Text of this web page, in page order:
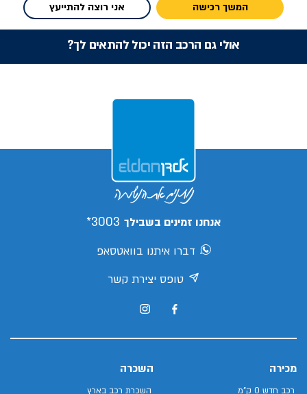
המשך רכישה אני רוצה להתייעץ
אולי גם הרכב הזה יכול להתאים לך?
אנחנו זמינים בשבילך 3003*
דברו איתנו בוואטסאפ
טופס יצירת קשר
מכירה
רכב חדש 0 ק"מ
השכרה
השכרת רכב בארץ